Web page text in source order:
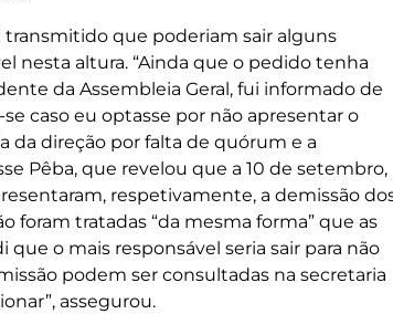
transmitido que poderiam sair alguns
nesta altura. “Ainda que o pedido tenha
da Assembleia Geral, fui informado de
caso eu optasse por não apresentar o
da direção por falta de quórum e a
Pêba, que revelou que a 10 de setembro,
respetivamente, a demissão
foram tratadas “da mesma forma” que as
o mais responsável seria sair para não
podem ser consultadas na secretaria
assegurou.